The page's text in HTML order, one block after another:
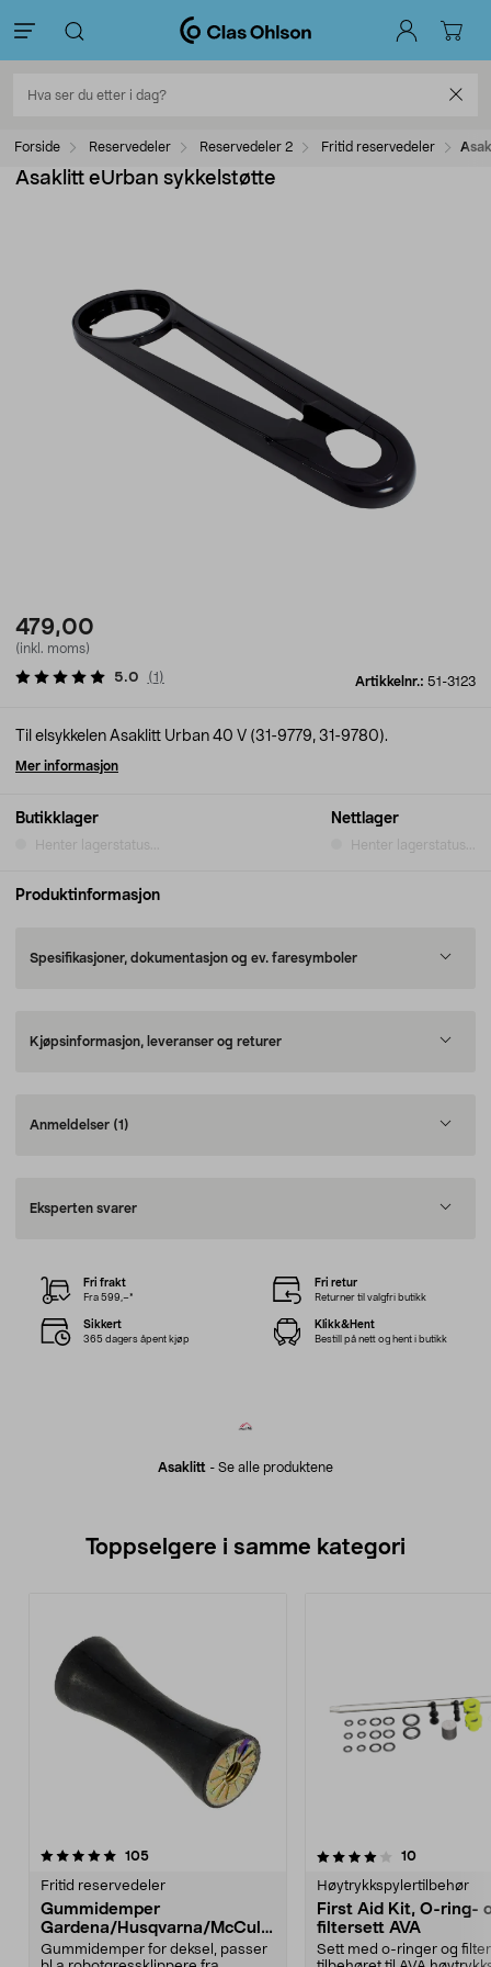
Forside Reservedeler Reservedeler 2 Fritid reservedeler
Asaklitt eUrban sykkelstøtte
479,00
(inkl. moms)
Artikkelnr.: 51-3123
5.0 (1 )
Butikklager
Henter lagerstatus...
Nettlager
Henter lagerstatus...
Til elsykkelen Asaklitt Urban 40 V (31-9779, 31-9780).
Mer informasjon
Produktinformasjon
Spesifikasjoner, dokumentasjon og ev. faresymboler
Kjøpsinformasjon, leveranser og returer
Anmeldelser (1)
Eksperten svarer
Asaklitt - Se alle produktene
Fri frakt
Fra 599,–*
Fri retur
Returner til valgfri butikk
Sikkert
365 dagers åpent kjøp
Klikk&Hent
Bestill på nett og hent i butikk
Toppselgere i samme kategori
105anmeldelser
Fritid reservedeler
Gummidemper
Gardena/Husqvarna/McCullo
ch/Flymo
Gummidemper for deksel, passer
4.0 av 5 stjerner 10
Høytrykkspylertilbehør
First Aid Kit, O-ring-
filtersett AVA
Sett med o-ringer og
4.5 av 5 stjerner